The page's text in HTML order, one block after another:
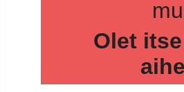
Olet